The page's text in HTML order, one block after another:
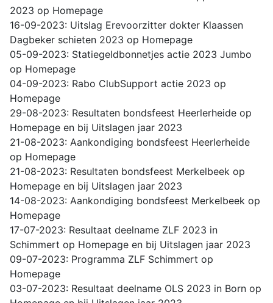
2023 op Homepage
16-09-2023: Uitslag Erevoorzitter dokter Klaassen
Dagbeker schieten 2023 op Homepage
05-09-2023: Statiegeldbonnetjes actie 2023 Jumbo
op Homepage
04-09-2023: Rabo ClubSupport actie 2023 op
Homepage
29-08-2023: Resultaten bondsfeest Heerlerheide op
Homepage en bij Uitslagen jaar 2023
21-08-2023: Aankondiging bondsfeest Heerlerheide
op Homepage
21-08-2023: Resultaten bondsfeest Merkelbeek op
Homepage en bij Uitslagen jaar 2023
14-08-2023: Aankondiging bondsfeest Merkelbeek op
Homepage
17-07-2023: Resultaat deelname ZLF 2023 in
Schimmert op Homepage en bij Uitslagen jaar 2023
09-07-2023: Programma ZLF Schimmert op
Homepage
03-07-2023: Resultaat deelname OLS 2023 in Born op